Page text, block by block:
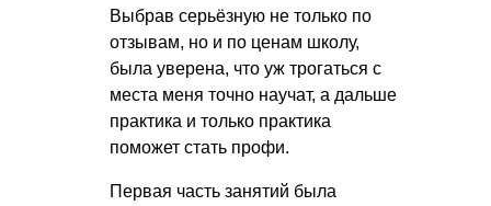
Выбрав серьёзную не только по
отзывам, но и по ценам школу,
была уверена, что уж трогаться с
места меня точно научат, а дальше
практика и только практика
поможет стать профи.
Первая часть занятий была